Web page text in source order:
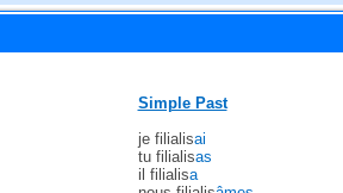
Simple Past
je filialisai
tu filialisas
il filialisa